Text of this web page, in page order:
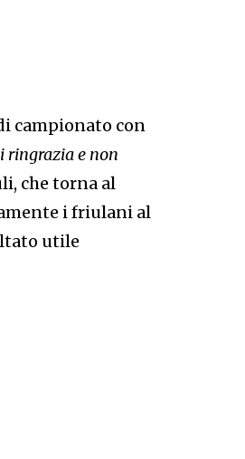
campionato con
ringrazia e non
che torna al
i friulani al
utile